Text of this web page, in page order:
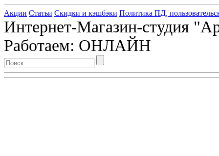
Акции Статьи Скидки и кэшбэки Политика ПД,
Интернет-Магазин-студия
Работаем: ОНЛАЙН